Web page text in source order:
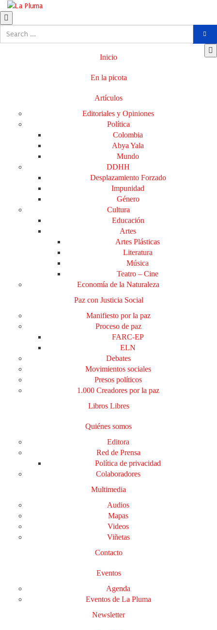
Inicio
En la picota
Artículos
Editoriales y Opiniones
Política
Colombia
Abya Yala
Mundo
DDHH
Desplazamiento Forzado
Impunidad
Género
Cultura
Educación
Artes
Artes Plásticas
Literatura
Música
Teatro – Cine
Economía de la Naturaleza
Paz con Justicia Social
Manifiesto por la paz
Proceso de paz
FARC-EP
ELN
Debates
Movimientos sociales
Presos políticos
1.000 Creadores por la paz
Libros Libres
Quiénes somos
Editora
Red de Prensa
Política de privacidad
Colaboradores
Multimedia
Audios
Mapas
Videos
Viñetas
Contacto
Eventos
Agenda
Eventos de La Pluma
Newsletter